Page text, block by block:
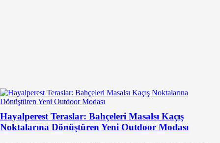
Hayalperest Teraslar: Bahçeleri Masalsı Kaçış
Noktalarına Dönüştüren Yeni Outdoor Modası